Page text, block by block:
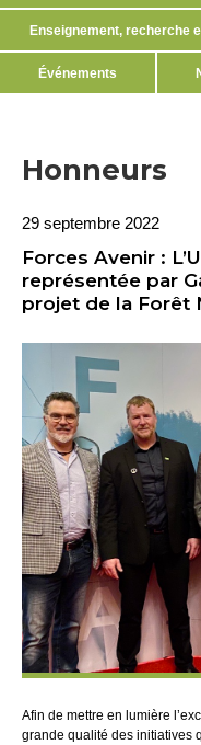
Enseignement, recherche
Événements
Honneurs
29 septembre 2022
Forces Avenir :
représentée par
projet de la Forêt
Afin de mettre en lumière
grande qualité des initiatives